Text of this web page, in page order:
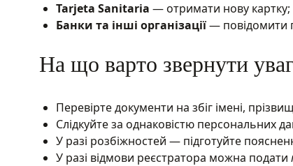
Tarjeta Sanitaria — отримати нову картку;
Банки та інші організації— повідомити
На що варто звернути
Перевірте документи на збіг імені,
Слідкуйте за однаковістю персональних
У разі розбіжностей — підготуйте
У разі відмови реєстратора можна подати